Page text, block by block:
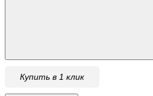
Купить в 1 клик